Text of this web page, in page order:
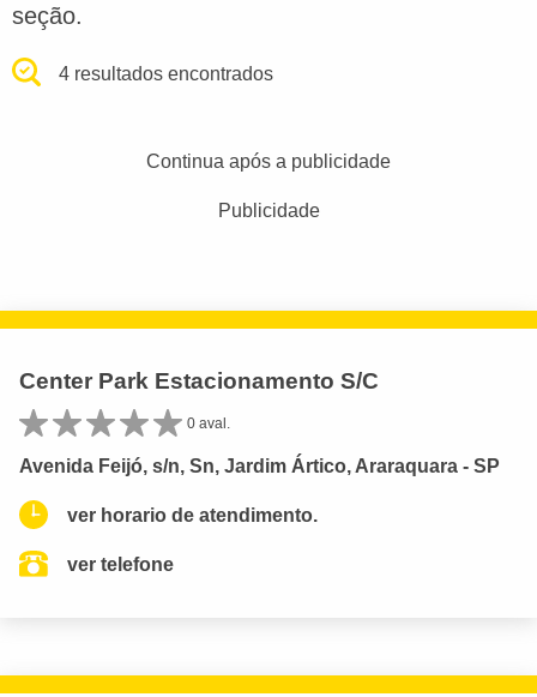
seção.
4 resultados encontrados
Continua após a publicidade
Publicidade
Center Park Estacionamento S/C
0 aval.
Avenida Feijó, s/n, Sn, Jardim Ártico, Araraquara - SP
ver horario de atendimento.
ver telefone